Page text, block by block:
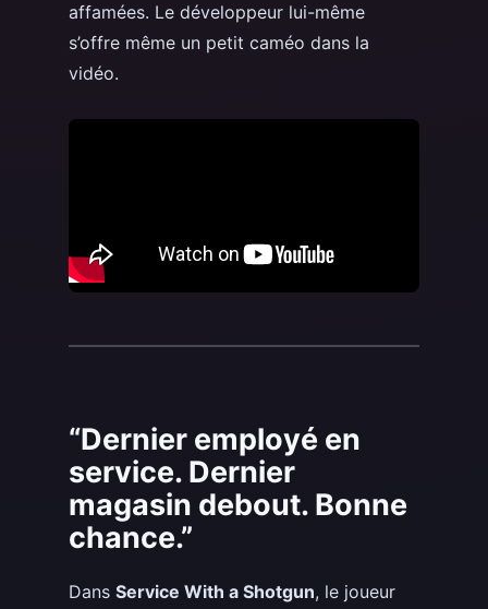
affamées. Le développeur lui-même
s’offre même un petit caméo dans la
vidéo.
“Dernier employé en
service. Dernier
magasin debout. Bonne
chance.”
Dans Service With a Shotgun, le joueur